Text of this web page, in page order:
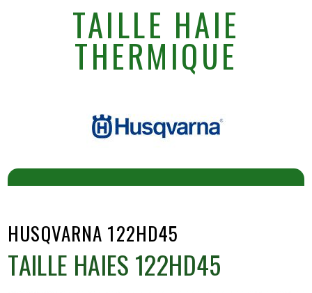
TAILLE HAIE
THERMIQUE
HUSQVARNA 122HD45
TAILLE HAIES 122HD45